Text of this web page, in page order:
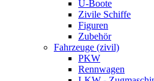
U-Boote
Zivile Schiffe
Figuren
Zubehör
Fahrzeuge (zivil)
PKW
Rennwagen